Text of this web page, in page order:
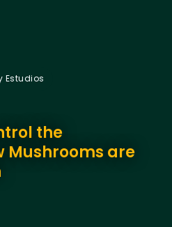
Estudios
the
Mushrooms are